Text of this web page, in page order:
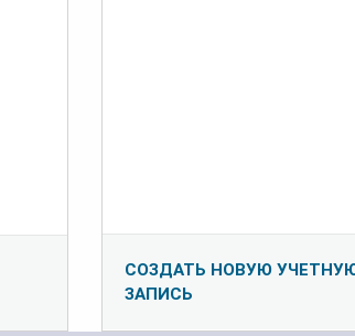
СОЗДАТЬ НОВУЮ
ЗАПИСЬ